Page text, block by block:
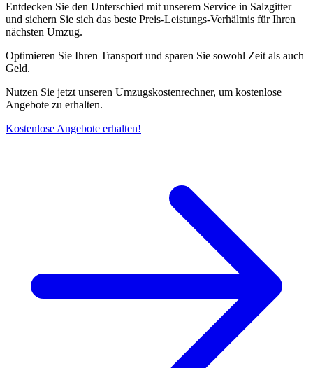
Entdecken Sie den Unterschied mit unserem Service in Salzgitter
und sichern Sie sich das beste Preis-Leistungs-Verhältnis für Ihren
nächsten Umzug.
Optimieren Sie Ihren Transport und sparen Sie sowohl Zeit als auch
Geld.
Nutzen Sie jetzt unseren Umzugskostenrechner, um kostenlose
Angebote zu erhalten.
Kostenlose Angebote erhalten!